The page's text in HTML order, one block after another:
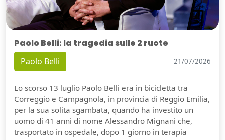
Paolo Belli: la tragedia sulle 2 ruote
Paolo Belli 21/07/2026
Lo scorso 13 luglio Paolo Belli era in bicicletta tra
Correggio e Campagnola, in provincia di Reggio Emilia,
per la sua solita sgambata, quando ha investito un
uomo di 41 anni di nome Alessandro Mignani che,
trasportato in ospedale, dopo 1 giorno in terapia